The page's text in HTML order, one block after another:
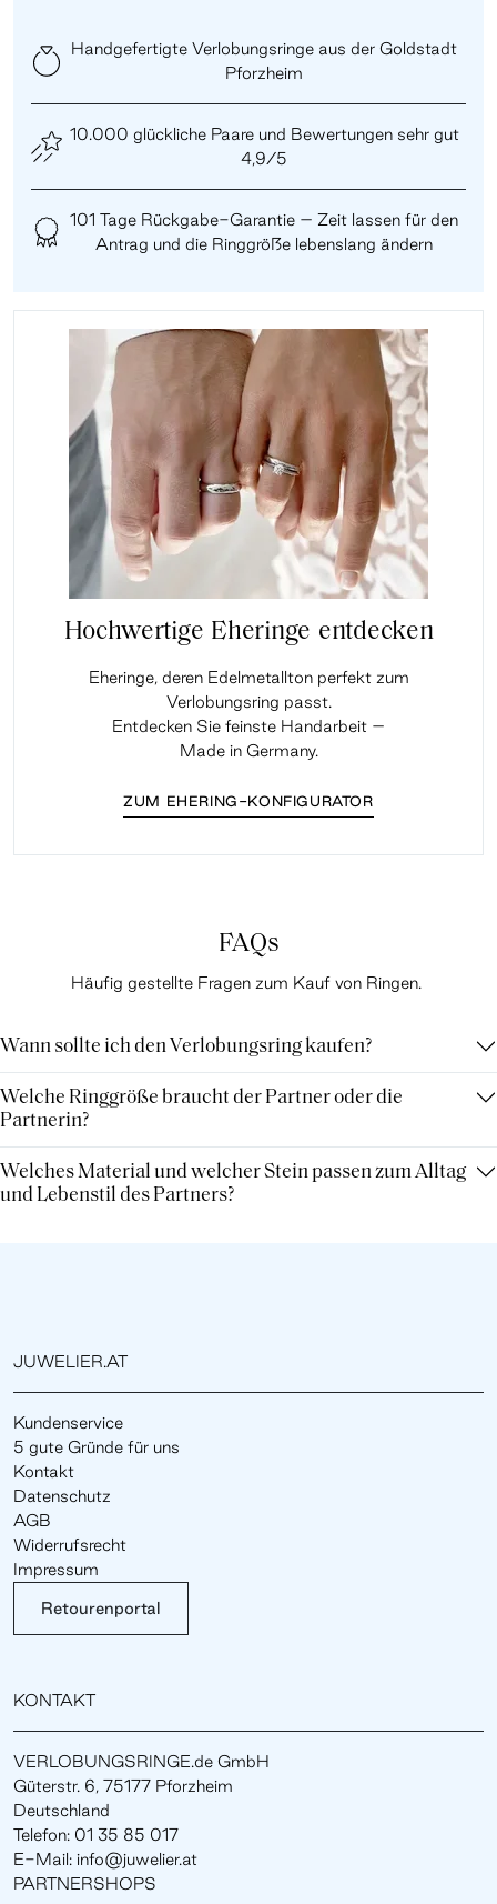
Handgefertigte Verlobungsringe aus der Goldstadt
Pforzheim
10.000 glückliche Paare und Bewertungen sehr gut
4,9/5
101 Tage Rückgabe-Garantie – Zeit lassen für den
Antrag und die Ringgröße lebenslang ändern
Hochwertige Eheringe entdecken
Eheringe, deren Edelmetallton perfekt zum
Verlobungsring passt.
Entdecken Sie feinste Handarbeit –
Made in Germany.
ZUM EHERING-KONFIGURATOR
FAQs
Häufig gestellte Fragen zum Kauf von Ringen.
Wann sollte ich den Verlobungsring kaufen?
Welche Ringgröße braucht der Partner oder die
Partnerin?
Welches Material und welcher Stein passen zum Alltag
und Lebenstil des Partners?
JUWELIER.AT
Kundenservice
5 gute Gründe für uns
Kontakt
Datenschutz
AGB
Widerrufsrecht
Impressum
Retourenportal
KONTAKT
VERLOBUNGSRINGE.de GmbH
Güterstr. 6, 75177 Pforzheim
Deutschland
Telefon: 01 35 85 017
E-Mail: info@juwelier.at
PARTNERSHOPS